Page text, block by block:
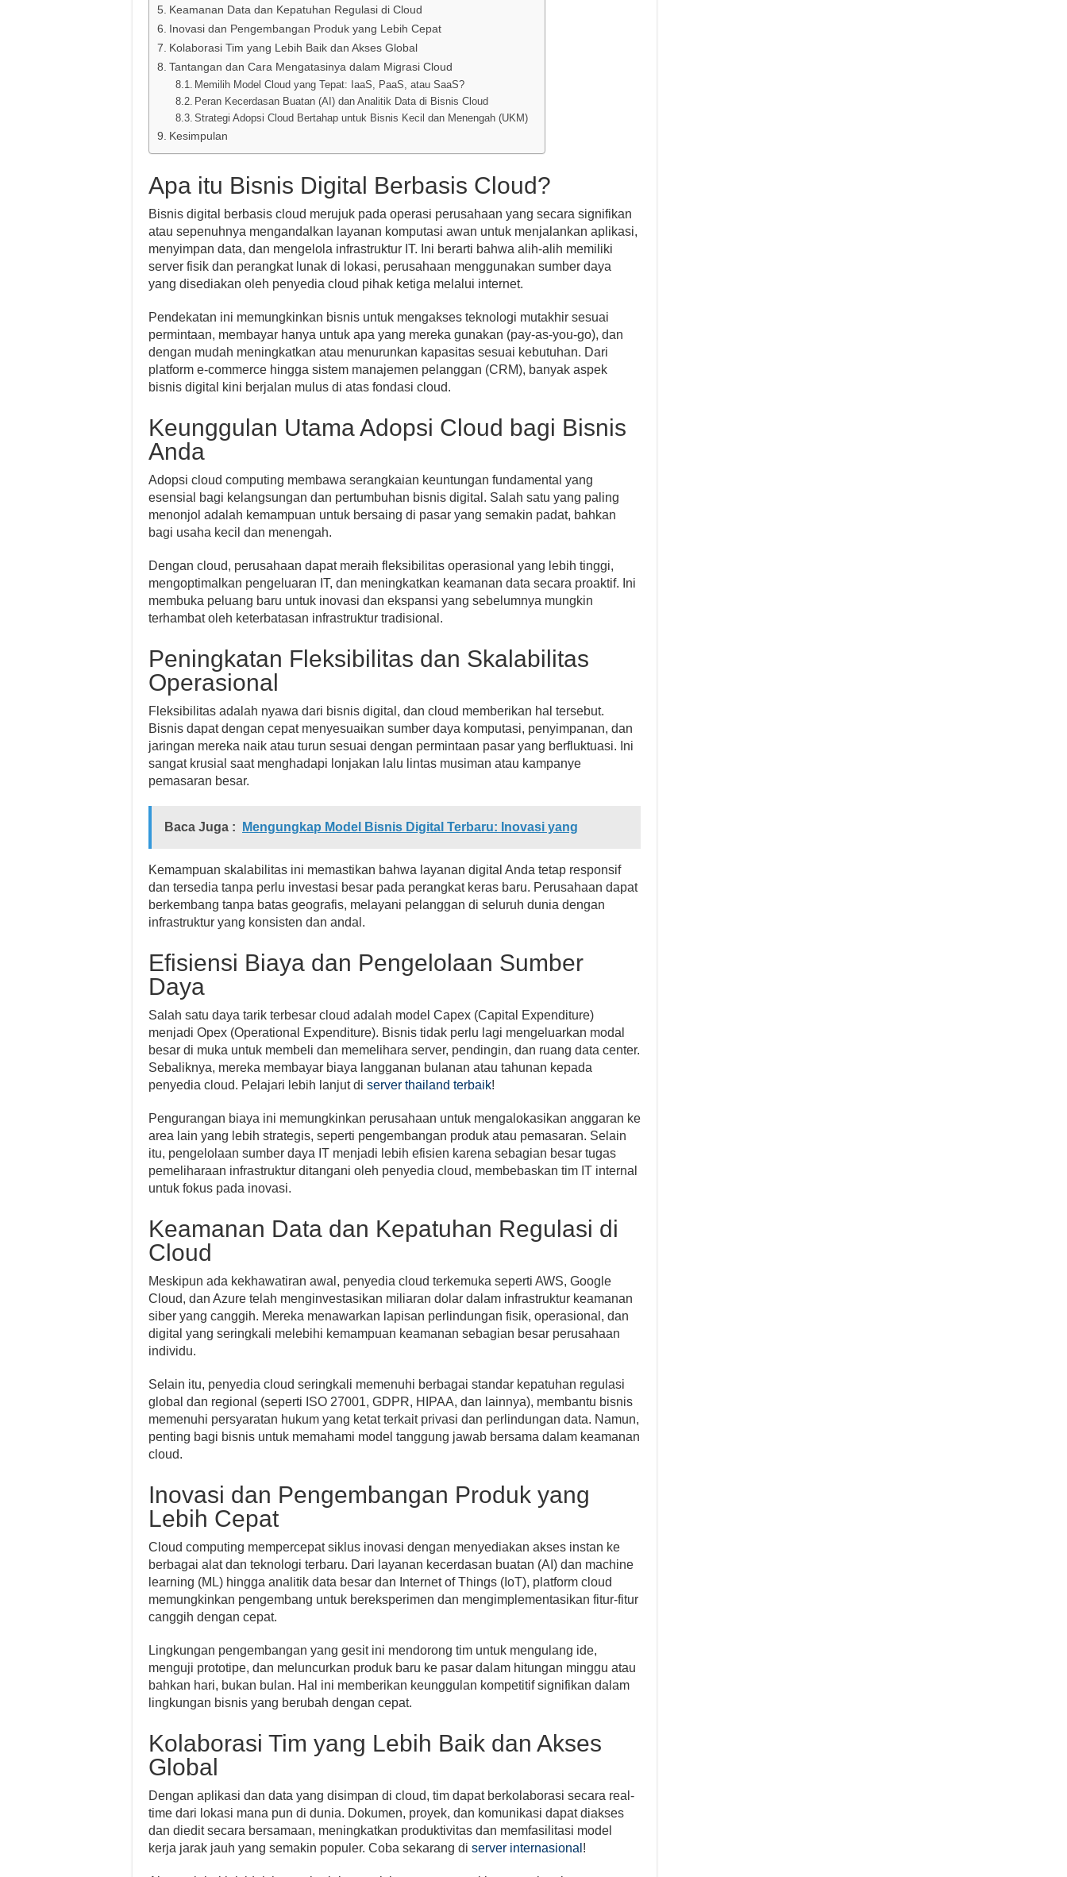
Keamanan Data dan Kepatuhan Regulasi di Cloud
Inovasi dan Pengembangan Produk yang Lebih Cepat
Kolaborasi Tim yang Lebih Baik dan Akses Global
Tantangan dan Cara Mengatasinya dalam Migrasi Cloud
Memilih Model Cloud yang Tepat: IaaS, PaaS, atau SaaS?
Peran Kecerdasan Buatan (AI) dan Analitik Data di Bisnis Cloud
Strategi Adopsi Cloud Bertahap untuk Bisnis Kecil dan Menengah (UKM)
Kesimpulan
Apa itu Bisnis Digital Berbasis Cloud?
Bisnis digital berbasis cloud merujuk pada operasi perusahaan yang secara signifikan
atau sepenuhnya mengandalkan layanan komputasi awan untuk menjalankan aplikasi,
menyimpan data, dan mengelola infrastruktur IT. Ini berarti bahwa alih-alih memiliki
server fisik dan perangkat lunak di lokasi, perusahaan menggunakan sumber daya
yang disediakan oleh penyedia cloud pihak ketiga melalui internet.
Pendekatan ini memungkinkan bisnis untuk mengakses teknologi mutakhir sesuai
permintaan, membayar hanya untuk apa yang mereka gunakan (pay-as-you-go), dan
dengan mudah meningkatkan atau menurunkan kapasitas sesuai kebutuhan. Dari
platform e-commerce hingga sistem manajemen pelanggan (CRM), banyak aspek
bisnis digital kini berjalan mulus di atas fondasi cloud.
Keunggulan Utama Adopsi Cloud bagi Bisnis
Anda
Adopsi cloud computing membawa serangkaian keuntungan fundamental yang
esensial bagi kelangsungan dan pertumbuhan bisnis digital. Salah satu yang paling
menonjol adalah kemampuan untuk bersaing di pasar yang semakin padat, bahkan
bagi usaha kecil dan menengah.
Dengan cloud, perusahaan dapat meraih fleksibilitas operasional yang lebih tinggi,
mengoptimalkan pengeluaran IT, dan meningkatkan keamanan data secara proaktif. Ini
membuka peluang baru untuk inovasi dan ekspansi yang sebelumnya mungkin
terhambat oleh keterbatasan infrastruktur tradisional.
Peningkatan Fleksibilitas dan Skalabilitas
Operasional
Fleksibilitas adalah nyawa dari bisnis digital, dan cloud memberikan hal tersebut.
Bisnis dapat dengan cepat menyesuaikan sumber daya komputasi, penyimpanan, dan
jaringan mereka naik atau turun sesuai dengan permintaan pasar yang berfluktuasi. Ini
sangat krusial saat menghadapi lonjakan lalu lintas musiman atau kampanye
pemasaran besar.
Baca Juga : Mengungkap Model Bisnis Digital Terbaru: Inovasi yang
Kemampuan skalabilitas ini memastikan bahwa layanan digital Anda tetap responsif
dan tersedia tanpa perlu investasi besar pada perangkat keras baru. Perusahaan dapat
berkembang tanpa batas geografis, melayani pelanggan di seluruh dunia dengan
infrastruktur yang konsisten dan andal.
Efisiensi Biaya dan Pengelolaan Sumber
Daya
Salah satu daya tarik terbesar cloud adalah model Capex (Capital Expenditure)
menjadi Opex (Operational Expenditure). Bisnis tidak perlu lagi mengeluarkan modal
besar di muka untuk membeli dan memelihara server, pendingin, dan ruang data center.
Sebaliknya, mereka membayar biaya langganan bulanan atau tahunan kepada
penyedia cloud. Pelajari lebih lanjut di server thailand terbaik!
Pengurangan biaya ini memungkinkan perusahaan untuk mengalokasikan anggaran ke
area lain yang lebih strategis, seperti pengembangan produk atau pemasaran. Selain
itu, pengelolaan sumber daya IT menjadi lebih efisien karena sebagian besar tugas
pemeliharaan infrastruktur ditangani oleh penyedia cloud, membebaskan tim IT internal
untuk fokus pada inovasi.
Keamanan Data dan Kepatuhan Regulasi di
Cloud
Meskipun ada kekhawatiran awal, penyedia cloud terkemuka seperti AWS, Google
Cloud, dan Azure telah menginvestasikan miliaran dolar dalam infrastruktur keamanan
siber yang canggih. Mereka menawarkan lapisan perlindungan fisik, operasional, dan
digital yang seringkali melebihi kemampuan keamanan sebagian besar perusahaan
individu.
Selain itu, penyedia cloud seringkali memenuhi berbagai standar kepatuhan regulasi
global dan regional (seperti ISO 27001, GDPR, HIPAA, dan lainnya), membantu bisnis
memenuhi persyaratan hukum yang ketat terkait privasi dan perlindungan data. Namun,
penting bagi bisnis untuk memahami model tanggung jawab bersama dalam keamanan
cloud.
Inovasi dan Pengembangan Produk yang
Lebih Cepat
Cloud computing mempercepat siklus inovasi dengan menyediakan akses instan ke
berbagai alat dan teknologi terbaru. Dari layanan kecerdasan buatan (AI) dan machine
learning (ML) hingga analitik data besar dan Internet of Things (IoT), platform cloud
memungkinkan pengembang untuk bereksperimen dan mengimplementasikan fitur-fitur
canggih dengan cepat.
Lingkungan pengembangan yang gesit ini mendorong tim untuk mengulang ide,
menguji prototipe, dan meluncurkan produk baru ke pasar dalam hitungan minggu atau
bahkan hari, bukan bulan. Hal ini memberikan keunggulan kompetitif signifikan dalam
lingkungan bisnis yang berubah dengan cepat.
Kolaborasi Tim yang Lebih Baik dan Akses
Global
Dengan aplikasi dan data yang disimpan di cloud, tim dapat berkolaborasi secara real-
time dari lokasi mana pun di dunia. Dokumen, proyek, dan komunikasi dapat diakses
dan diedit secara bersamaan, meningkatkan produktivitas dan memfasilitasi model
kerja jarak jauh yang semakin populer. Coba sekarang di server internasional !